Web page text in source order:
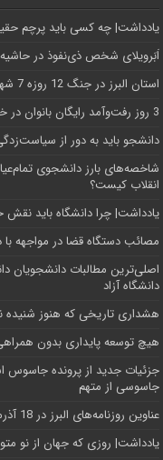
یادداشت| ‌چه کسی باید پرچم
اَبَر‌ویلای شخص ذی‌نفوذ در
استان البرز در جنگ 12 روزه 7 شهید دانشجو تقدیم انقلاب کرد
3 روز رفت‌وآمد رایگان بانوان در خطوط اتوبوسرانی شهری کرج
دانشجو باید به دور از
شاخصه‌های بارز دانشجوی
انقلاب کیست؟
یادداشت| چرا دانشگاه باید نقش
مصائب دستگاه قضا در مواجهه
اصلی‌ترین مطالبات دانشجویان
دانشگاه آز‌اد
هشداری تاریخی که هنوز
هیچ توسعه پایداری بدون
جزئیات جدید از پرونده
جاسوسی از متهم
عناوین روزنامه‌های البرز در ‌18 آذرماه/صدرنشینی در ارائه خدمات زایمان بی‌درد
یادداشت| روزی که جهان از نو